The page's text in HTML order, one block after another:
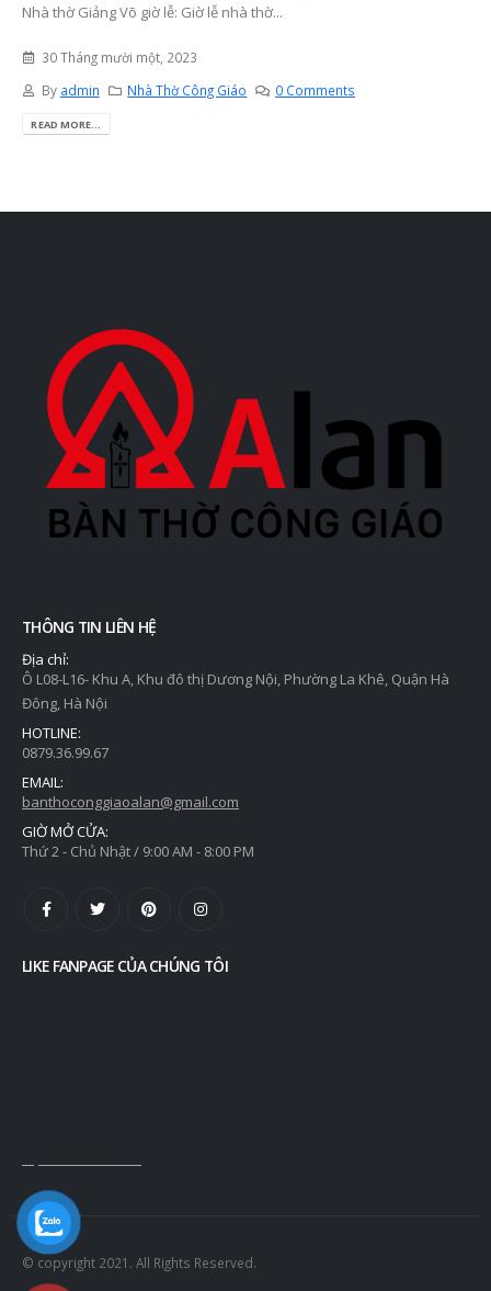
Nhà thờ Giảng Võ giờ lễ: Giờ lễ nhà thờ...
30 Tháng mười một, 2023
By admin Nhà Thờ Công Giáo 0 Comments
READ MORE...
THÔNG TIN LIÊN HỆ
Địa chỉ:
Ô L08-L16- Khu A, Khu đô thị Dương Nội, Phường La Khê, Quận Hà
Đông, Hà Nội
HOTLINE:
0879.36.99.67
EMAIL:
banthoconggiaoalan@gmail.com
GIỜ MỞ CỬA:
Thứ 2 - Chủ Nhật / 9:00 AM - 8:00 PM
LIKE FANPAGE CỦA CHÚNG TÔI
© copyright 2021. All Rights Reserved.